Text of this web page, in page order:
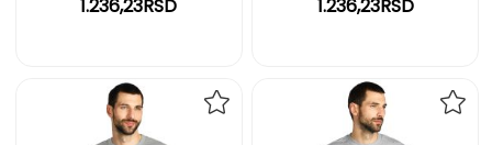
1.236,23RSD 1.236,23RSD